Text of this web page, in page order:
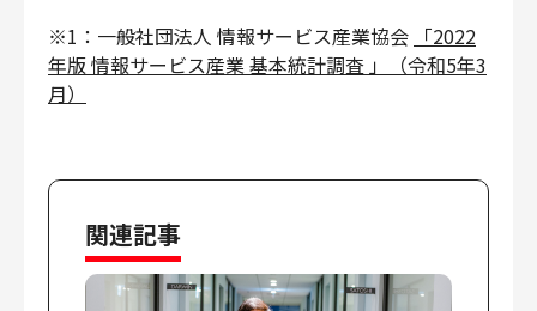
※1：一般社団法人 情報サービス産業協会 「2022
年版 情報サービス産業 基本統計調査 」（令和5年3
月）
関連記事